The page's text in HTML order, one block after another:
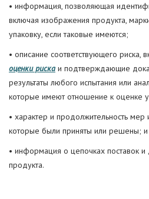
• информация, позволяющая
включая изображения продукта,
упаковку, если таковые имеются;
• описание соответствующего риска,
оценки рискаи подтверждающие
результаты любого испытания или
которые имеют отношение к оценке
• характер и продолжительность мер
которые были приняты или решены; и
• информация о цепочках поставок и
продукта.